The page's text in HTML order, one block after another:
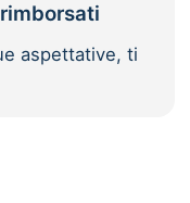
aspettative, ti